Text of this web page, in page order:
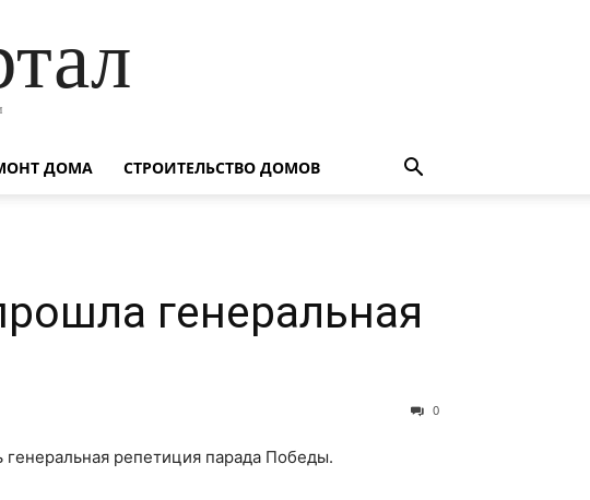
ДОМА СТРОИТЕЛЬСТВО ДОМОВ
генеральная
0
генеральная репетиция парада Победы.